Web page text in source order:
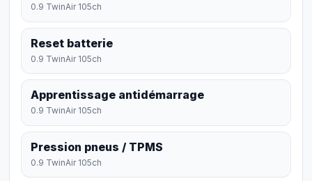
0.9 TwinAir 105ch
Reset batterie
0.9 TwinAir 105ch
Apprentissage antidémarrage
0.9 TwinAir 105ch
Pression pneus / TPMS
0.9 TwinAir 105ch